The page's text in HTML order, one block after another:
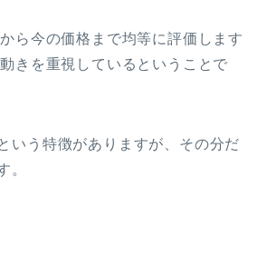
ら今の価格まで均等に評価します
きを重視しているということで
いう特徴がありますが、その分だ
。